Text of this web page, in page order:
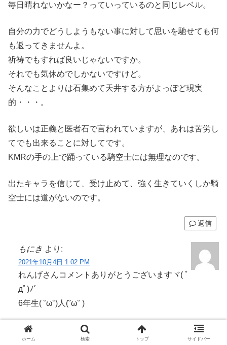
毎日晴れないかなー？っていっているのと同じレベル。
自分の力でどうしようもない事に対して思いを馳せても何
も返ってきませんよ。
祈祷でもすれば良いじゃないですか。
それでも気休めでしかないですけど。
そんなことよりは石集めて天井する方がよっぽど現実
的・・・。
欲しいは正義と医者石で言われていますが、あれは苦労し
てでも出来ることに対してです。
KMRの手の上で踊っている騎空士には無理なのです。
出たキャラを信じて、受け止めて、強く生きていくしか騎
空士には道がないのです。
返信
もにき より:
2021年10月4日 1:02 PM
れんげさんコメントありがとうございますヾ( ﾟ
дﾟ)ﾉ゛
6年生( ˘ω˘)人(˘ω˘ )
毎日晴れを願っても良いじゃないですか！
ホーム 検索 トップ サイドバー